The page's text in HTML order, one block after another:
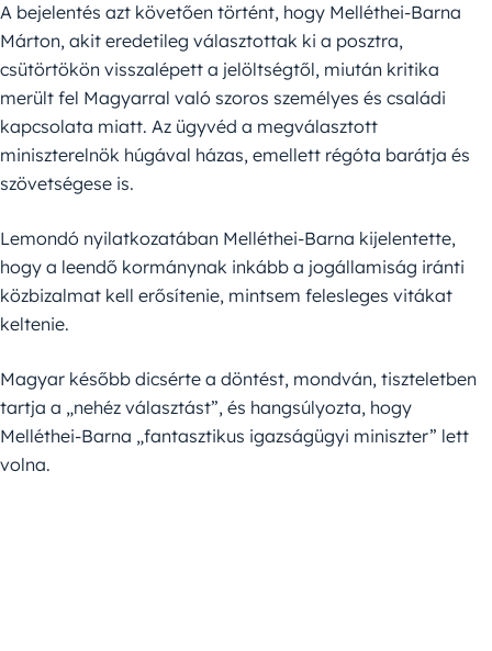
A bejelentés azt követően történt, hogy Melléthei-Barna
Márton, akit eredetileg választottak ki a posztra,
csütörtökön visszalépett a jelöltségtől, miután kritika
merült fel Magyarral való szoros személyes és családi
kapcsolata miatt. Az ügyvéd a megválasztott
miniszterelnök húgával házas, emellett régóta barátja és
szövetségese is.
Lemondó nyilatkozatában Melléthei-Barna kijelentette,
hogy a leendő kormánynak inkább a jogállamiság iránti
közbizalmat kell erősítenie, mintsem felesleges vitákat
keltenie.
Magyar később dicsérte a döntést, mondván, tiszteletben
tartja a „nehéz választást”, és hangsúlyozta, hogy
Melléthei-Barna „fantasztikus igazságügyi miniszter” lett
volna.